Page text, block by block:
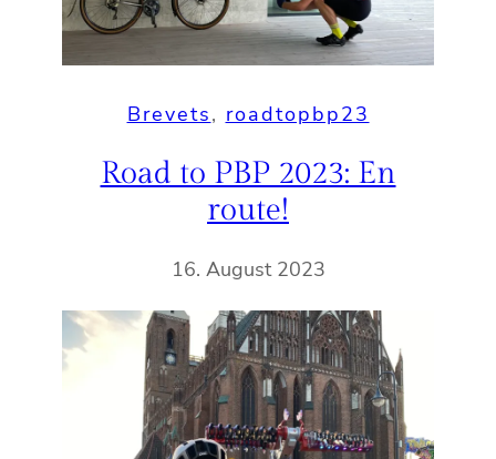
Brevets, roadtopbp23
Road to PBP 2023: En
route!
16. August 2023